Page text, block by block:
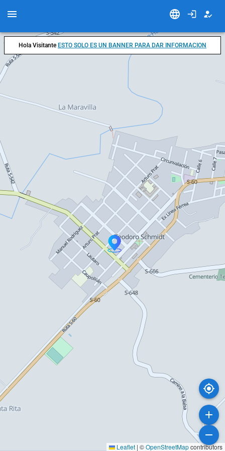
Leaflet | ©OpenStreetMapcontributors
Hola Visitante ESTO SOLO ES UN BANNER PARA DAR INFORMACION